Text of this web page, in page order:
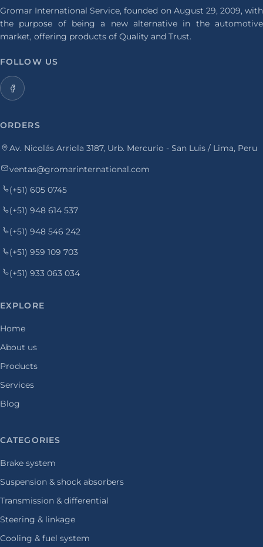
Gromar International Service, founded on August 29, 2009, with
the purpose of being a new alternative in the automotive
market, offering products of Quality and Trust.
FOLLOW US
ORDERS
Av. Nicolás Arriola 3187, Urb. Mercurio - San Luis / Lima, Peru
ventas@gromarinternational.com
(+51) 605 0745
(+51) 948 614 537
(+51) 948 546 242
(+51) 959 109 703
(+51) 933 063 034
EXPLORE
Home
About us
Products
Services
Blog
CATEGORIES
Brake system
Suspension & shock absorbers
Transmission & differential
Steering & linkage
Cooling & fuel system